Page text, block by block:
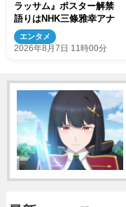
ラッサム』ポスター解禁
語りはNHK三條雅幸アナ
エンタメ
2026年8月7日 11時00分